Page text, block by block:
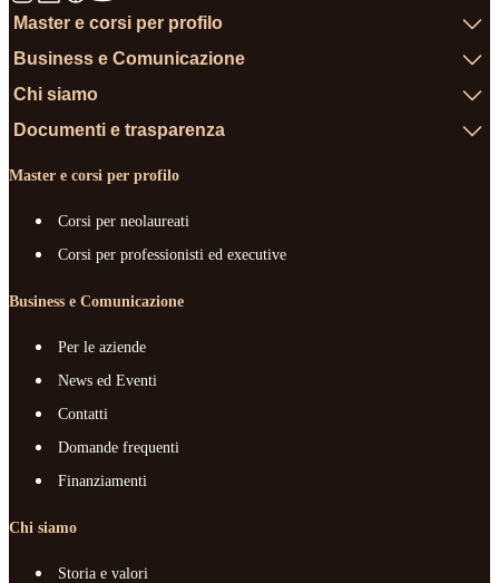
Master e corsi per profilo
Business e Comunicazione
Chi siamo
Documenti e trasparenza
Master e corsi per profilo
Corsi per neolaureati
Corsi per professionisti ed executive
Business e Comunicazione
Per le aziende
News ed Eventi
Contatti
Domande frequenti
Finanziamenti
Chi siamo
Storia e valori